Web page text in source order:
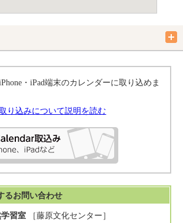
・iPad端末のカレンダーに取り込めま
り込みについて説明を読む
るお問い合わせ
習室 ［藤原文化センター］